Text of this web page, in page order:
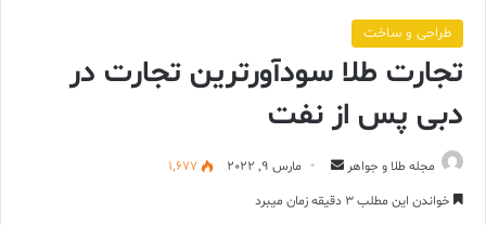
طراحی و ساخت
تجارت طلا سودآورترین تجارت در
دبی پس از نفت
مجله طلا و جواهر
ارسال
مارس 9, 2022
1,677
خواندن این مطلب 3 دقیقه زمان میبرد